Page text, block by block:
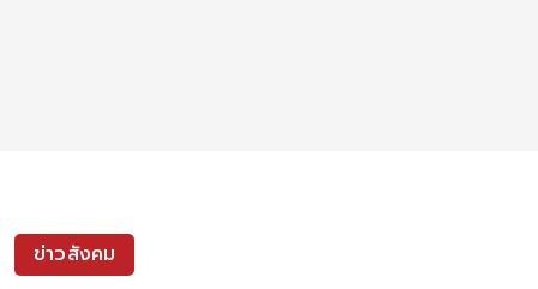
ข่าวสังคม